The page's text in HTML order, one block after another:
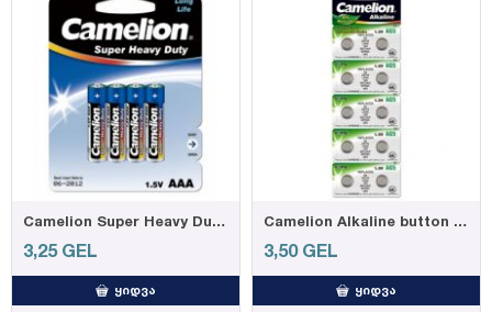
Camelion Super Heavy Duty, Blue AAA, 4-pc blister
3,25 GEL
ᲧᲘᲓᲕᲐ
Camelion Alkaline button cell AG5 / 193, 10-pc blister
3,50 GEL
ᲧᲘᲓᲕᲐ